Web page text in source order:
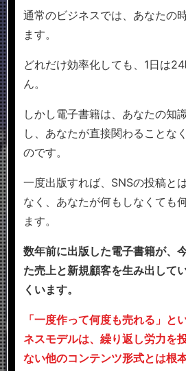
通常のビジネスでは、あなたの
ます。
どれだけ効率化しても、1日は
ん。
しかし電子書籍は、あなたの知
し、あなたが直接関わることな
のです。
一度出版すれば、SNSの投稿と
なく、あなたが何もしなくても
ます。
数年前に出版した電子書籍が、
た売上と新規顧客を生み出して
くいます。
「一度作って何度も売れる」と
ネスモデルは、繰り返し労力を
ない他のコンテンツ形式とは根